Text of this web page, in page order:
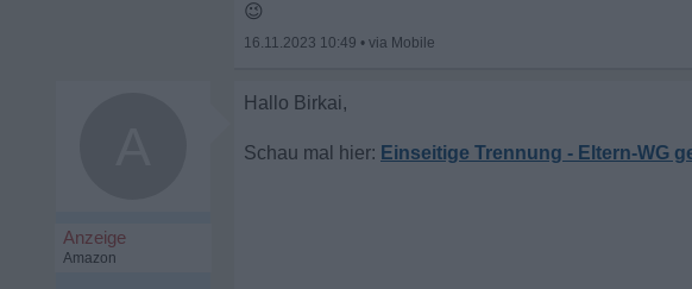
😉
16.11.2023 10:49 •
Einseitige Trennung - Eltern-WG